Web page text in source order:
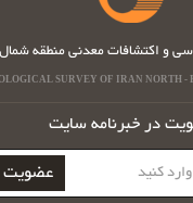
و اکتشافات معدنی منطقه
SURVEY OF IRAN NORTH -
در خبرنامه سایت
عضویت